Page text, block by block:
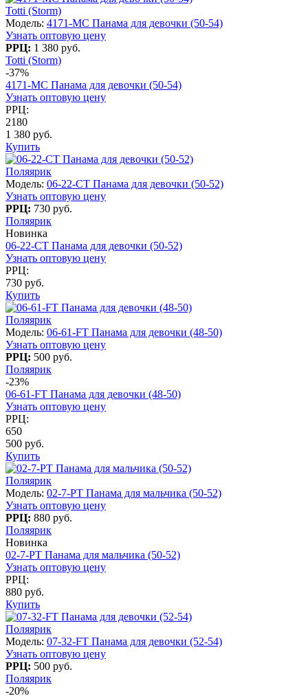
Totti (Storm)
Модель: 4171-МC Панама для девочки (50-54)
Узнать оптовую цену
РРЦ: 1 380 руб.
Totti (Storm)
-37%
4171-МC Панама для девочки (50-54)
Узнать оптовую цену
РРЦ:
2180
1 380 руб.
Купить
Поляярик
Модель: 06-22-CT Панама для девочки (50-52)
Узнать оптовую цену
РРЦ: 730 руб.
Поляярик
Новинка
06-22-CT Панама для девочки (50-52)
Узнать оптовую цену
РРЦ:
730 руб.
Купить
Поляярик
Модель: 06-61-FT Панама для девочки (48-50)
Узнать оптовую цену
РРЦ: 500 руб.
Поляярик
-23%
06-61-FT Панама для девочки (48-50)
Узнать оптовую цену
РРЦ:
650
500 руб.
Купить
Поляярик
Модель: 02-7-PT Панама для мальчика (50-52)
Узнать оптовую цену
РРЦ: 880 руб.
Поляярик
Новинка
02-7-PT Панама для мальчика (50-52)
Узнать оптовую цену
РРЦ:
880 руб.
Купить
Поляярик
Модель: 07-32-FT Панама для девочки (52-54)
Узнать оптовую цену
РРЦ: 500 руб.
Поляярик
-20%